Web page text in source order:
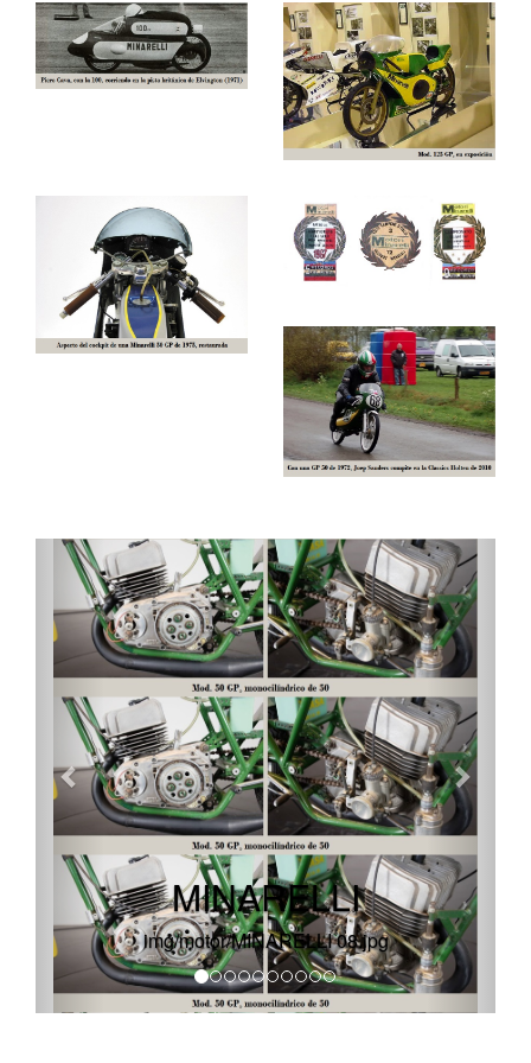
pacto en el que acordaron retirarse de las carreras de
velocidad y también en la competición de récords,
dominados por GILERA y MOTO GUZZI. Desde ese
momento, el único fabricante que entró seriamente en
la búsqueda de récords fue Minarelli.
Fue ese año cuando consiguió batir los primeros
récords. Piero Cava con una Minarelli 75 estableció 5
récords mundiales de aceleración y resistencia en el
circuito de Monza.
1967
Otello Buscherini, en el mismo circuito, con dos
nuevas máquinas de 50 y 175 montados en un
bastidor especial todo ello encerrado en un carenado
aerodinámico a fin de reducir la resistencia del aire;
con la 50 batió el récord del cuarto de milla
establecido, en 1965, por Rudolph Kunz con una
récord conseguido por TRIUMPH, el año anterior.
Arteno Venturi – director de investigación y diseño de
motores de la firma – como piloto de una 175 (de
serie, 28 CV/8 300 rpm, 4 marchas, compresión
13.5:1 y 85 kg de peso, incluido el carenado de fibra
de vidrio) obtuvo enElvingtonlos siguientes cuatro
récords mundiales,:
• cuarto de milla en 14.19”, promedio 102 km/h
• milla en 39.63”, promedio 146.160 km/h
• kilómetro lanzado en 19.58”, promedio 183.810
km/h y
• milla lanzada en 31.53”, promedio 183.730 km/h
1971
El 2 de octubre, el propio A. Venturi, alcanzó los
192.822 km/h, en el kilómetro lanzado, también en
MINARELLI
img/efemerides/MINARELLI 02.jpg